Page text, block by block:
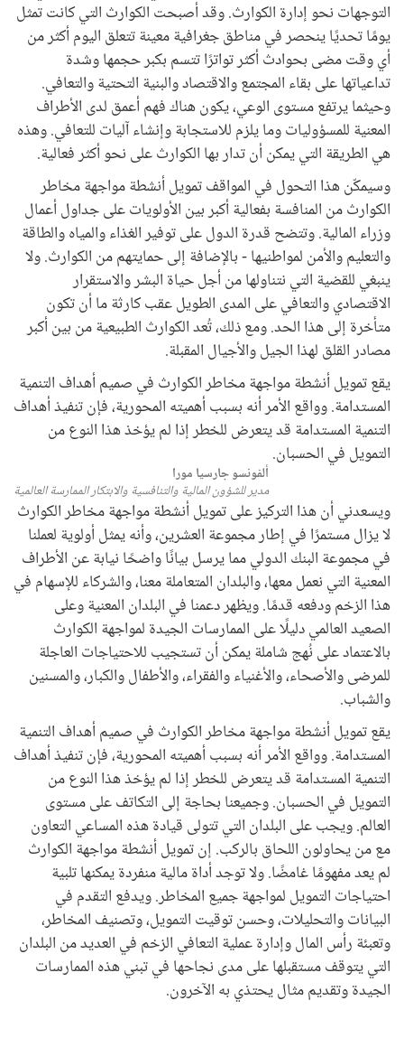
التوجهات نحو إدارة الكوارث. وقد أصبحت الكوارث التي كانت تمثل
يومًا تحديًا ينحصر في مناطق جغرافية معينة تتعلق اليوم أكثر من
أي وقت مضى بحوادث أكثر تواترًا تتسم بكبر حجمها وشدة
تداعياتها على بقاء المجتمع والاقتصاد والبنية التحتية والتعافي.
وحيثما يرتفع مستوى الوعي، يكون هناك فهم أعمق لدى الأطراف
المعنية للمسؤوليات وما يلزم للاستجابة وإنشاء آليات للتعافي. وهذه
هي الطريقة التي يمكن أن تدار بها الكوارث على نحو أكثر فعالية.
وسيمكّن هذا التحول في المواقف تمويل أنشطة مواجهة مخاطر
الكوارث من المنافسة بفعالية أكبر بين الأولويات على جداول أعمال
وزراء المالية. وتتضح قدرة الدول على توفير الغذاء والمياه والطاقة
والتعليم والأمن لمواطنيها - بالإضافة إلى حمايتهم من الكوارث. ولا
ينبغي للقضية التي نتناولها من أجل حياة البشر والاستقرار
الاقتصادي والتعافي على المدى الطويل عقب كارثة ما أن تكون
متأخرة إلى هذا الحد. ومع ذلك، تُعد الكوارث الطبيعية من بين أكبر
مصادر القلق لهذا الجيل والأجيال المقبلة.
يقع تمويل أنشطة مواجهة مخاطر الكوارث في صميم أهداف التنمية
المستدامة. وواقع الأمر أنه بسبب أهميته المحورية، فإن تنفيذ أهداف
التنمية المستدامة قد يتعرض للخطر إذا لم يؤخذ هذا النوع من
التمويل في الحسبان.
ألفونسو جارسيا مورا
مدير للشؤون المالية والتنافسية والابتكار الممارسة العالمية
ويسعدني أن هذا التركيز على تمويل أنشطة مواجهة مخاطر الكوارث
لا يزال مستمرًا في إطار مجموعة العشرين، وأنه يمثل أولوية لعملنا
في مجموعة البنك الدولي مما يرسل بيانًا واضحًا نيابة عن الأطراف
المعنية التي نعمل معها، والبلدان المتعاملة معنا، والشركاء للإسهام في
هذا الزخم ودفعه قدمًا. ويظهر دعمنا في البلدان المعنية وعلى
الصعيد العالمي دليلًا على الممارسات الجيدة لمواجهة الكوارث
بالاعتماد على نُهج شاملة يمكن أن تستجيب للاحتياجات العاجلة
للمرضى والأصحاء، والأغنياء والفقراء، والأطفال والكبار، والمسنين
والشباب.
يقع تمويل أنشطة مواجهة مخاطر الكوارث في صميم أهداف التنمية
المستدامة. وواقع الأمر أنه بسبب أهميته المحورية، فإن تنفيذ أهداف
التنمية المستدامة قد يتعرض للخطر إذا لم يؤخذ هذا النوع من
التمويل في الحسبان. وجميعنا بحاجة إلى التكاتف على مستوى
العالم. ويجب على البلدان التي تتولى قيادة هذه المساعي التعاون
مع من يحاولون اللحاق بالركب. إن تمويل أنشطة مواجهة الكوارث
لم يعد مفهومًا غامضًا. ولا توجد أداة مالية منفردة يمكنها تلبية
احتياجات التمويل لمواجهة جميع المخاطر. ويدفع التقدم في
البيانات والتحليلات، وحسن توقيت التمويل، وتصنيف المخاطر،
وتعبئة رأس المال وإدارة عملية التعافي الزخم في العديد من البلدان
التي يتوقف مستقبلها على مدى نجاحها في تبني هذه الممارسات
الجيدة وتقديم مثال يحتذي به الآخرون.